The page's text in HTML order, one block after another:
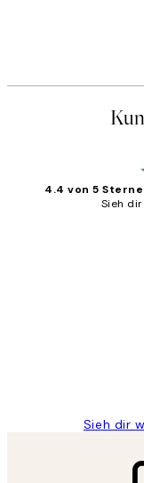
4.4 von 5
Sieh
Sieh dir